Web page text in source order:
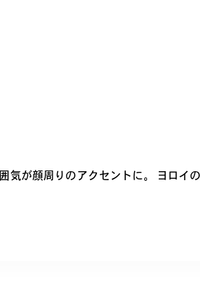
が顔周りのアクセントに。 ヨロイ